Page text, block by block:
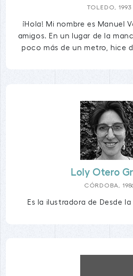
TOLEDO, 1993
¡Hola! Mi nombre es Manuel
amigos. En un lugar de la
poco más de un metro, hice
Loly Otero
CÓRDOBA,
Es la ilustradora de Desde